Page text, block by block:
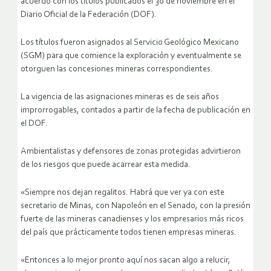
Diario Oficial de la Federación (DOF).
Los títulos fueron asignados al Servicio Geológico Mexicano
(SGM) para que comience la exploración y eventualmente se
otorguen las concesiones mineras correspondientes.
La vigencia de las asignaciones mineras es de seis años
improrrogables, contados a partir de la fecha de publicación en
el DOF.
Ambientalistas y defensores de zonas protegidas advirtieron
de los riesgos que puede acarrear esta medida.
«Siempre nos dejan regalitos. Habrá que ver ya con este
secretario de Minas, con Napoleón en el Senado, con la presión
fuerte de las mineras canadienses y los empresarios más ricos
del país que prácticamente todos tienen empresas mineras.
«Entonces a lo mejor pronto aquí nos sacan algo a relucir,